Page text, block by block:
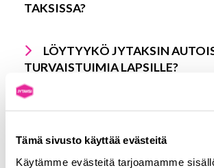
Tämä sivusto käyttää evästeitä
Käytämme evästeitä tarjoamamme
TAKSISSA?
LÖYTYYKÖ JYTAKSIN
TURVAISTUIMIA LAPSILLE?